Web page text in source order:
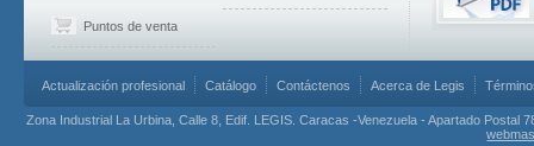
Puntos de venta
Actualización profesional Catálogo Contáctenos Acerca de Legis
Zona Industrial La Urbina, Calle 8, Edif. LEGIS. Caracas -Venezuela - Apartado